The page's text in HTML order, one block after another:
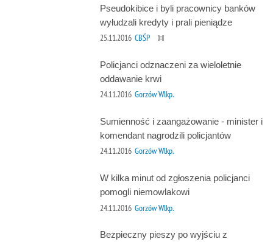
Pseudokibice i byli pracownicy banków
wyłudzali kredyty i prali pieniądze
25.11.2016 CBŚP
Policjanci odznaczeni za wieloletnie
oddawanie krwi
24.11.2016 Gorzów Wlkp.
Sumienność i zaangażowanie - minister i
komendant nagrodzili policjantów
24.11.2016 Gorzów Wlkp.
W kilka minut od zgłoszenia policjanci
pomogli niemowlakowi
24.11.2016 Gorzów Wlkp.
Bezpieczny pieszy po wyjściu z